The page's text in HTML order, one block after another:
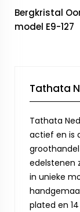
Bergkristal
model E9-127
Tathata
Tathata
actief en is
edelstenen
in unieke
plated en